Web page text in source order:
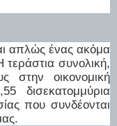
απλώς ένας ακόμα
τεράστια συνολική,
στην οικονομική
δισεκατομμύρια
που συνδέονται